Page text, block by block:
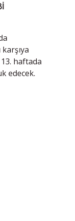
haftada
edecek.